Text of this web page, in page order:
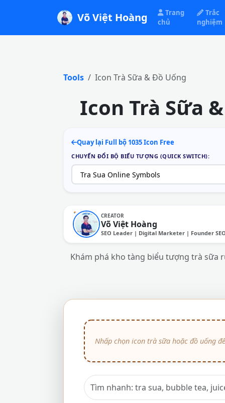
Võ Việt Hoàng
Trang
chủ
Trắc
nghiệm
Tools Icon Trà Sữa & Đồ Uống
Icon Trà Sữa
Quay lại Full bộ 1035 Icon Free
CHUYỂN ĐỔI BỘ BIỂU TƯỢNG (QUICK SWITCH):
CREATOR
Võ Việt Hoàng
SEO Leader | Digital Marketer | Founder
Khám phá kho tàng biểu tượng trà sữa